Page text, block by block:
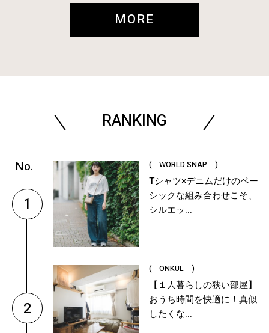
MORE
RANKING
1
( WORLD SNAP )
Tシャツ×デニムだけのベー
シックな組み合わせこそ、
シルエッ...
2
( ONKUL )
【１人暮らしの狭い部屋】
おうち時間を快適に！真似
したくな...